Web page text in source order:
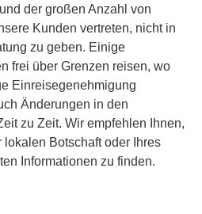
der großen Anzahl von
Kunden vertreten, nicht in
zu geben. Einige
frei über Grenzen reisen, wo
Einreisegenehmigung
Änderungen in den
zu Zeit. Wir empfehlen Ihnen,
lokalen Botschaft oder Ihres
Informationen zu finden.